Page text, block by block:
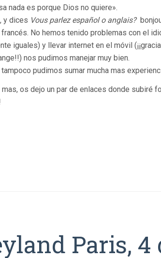
nada es porque Dios no quiere».
y dices Vous parlez español o anglais?
No hemos tenido problemas con el
iguales) y llevar internet en el móvil
nos pudimos manejar muy bien.
pudimos sumar mucha mas
mas, os dejo un par de enlaces donde subiré
Paris, 4